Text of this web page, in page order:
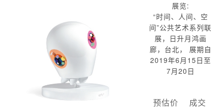
展览:
“时间、人间、空
间”公共艺术系列联
展，日升月鸿画
廊，台北， 展期自
2019年6月15日至
7月20日
预估价
成交